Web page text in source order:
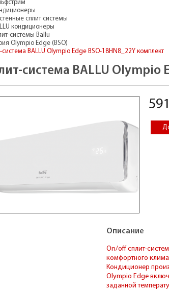
сплит системы
кондиционеры
системы Ballu
Olympio Edge (BSO)
система BALLU Olympio Edge BSO-18HN8_22Y комплект
система BALLU Olympio
Описание
On/off сплит-
комфортного
Кондиционер
Olympio Edge
заданной